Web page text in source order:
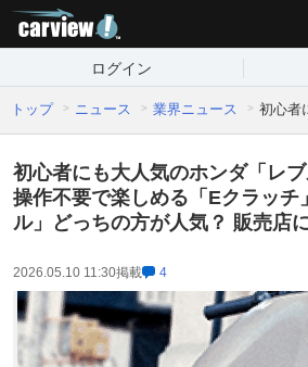
ログイン
トップ ニュース 業界ニュース 初心者
初心者にも大人気のホンダ「レ
操作不要で楽しめる「Eクラッチ
ル」どっちの方が人気？ 販売店
2026.05.10 11:30掲載 4